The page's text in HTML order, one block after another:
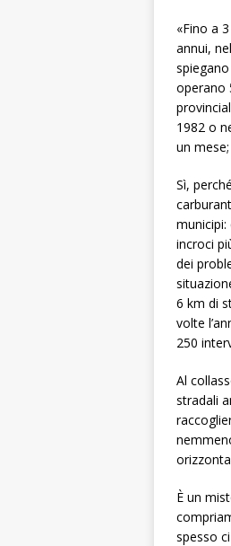
«Fino a
annui,
operano
1982 o
un
Sì,
incroci
dei
6 km di
volte
250
Al
stradali
È un
spesso